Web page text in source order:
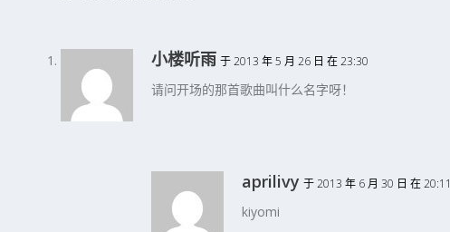
小楼听雨 于 2013 年 5 月 26 日 在 23:30
请问开场的那首歌曲叫什么名字呀！
aprilivy 于 2013 年 6 月 30 日 在 20:11
kiyomi